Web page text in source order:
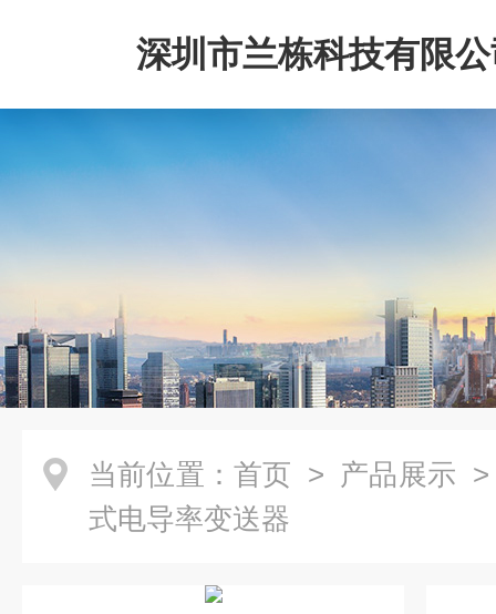
深圳市兰栋科技有限
当前位置： 首页 > 产品展示
式电导率变送器